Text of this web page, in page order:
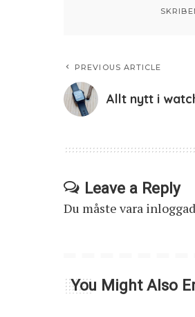
PREVIOUS ARTICLE
Allt nytt i
Leave a Reply
Du måste vara inloggad
You Might Also